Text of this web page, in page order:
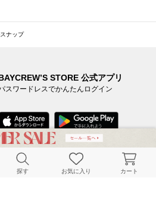
ナップ
STORE 公式アプリ
スワードレスでかんたんログイン
SERVICE
探す お気に入り カート